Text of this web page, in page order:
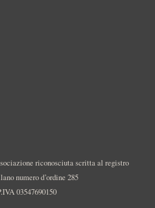
riconosciuta scritta al registro
numero d’ordine 285
03547690150